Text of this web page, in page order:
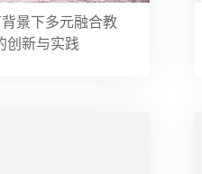
景下多元融合教
创新与实践